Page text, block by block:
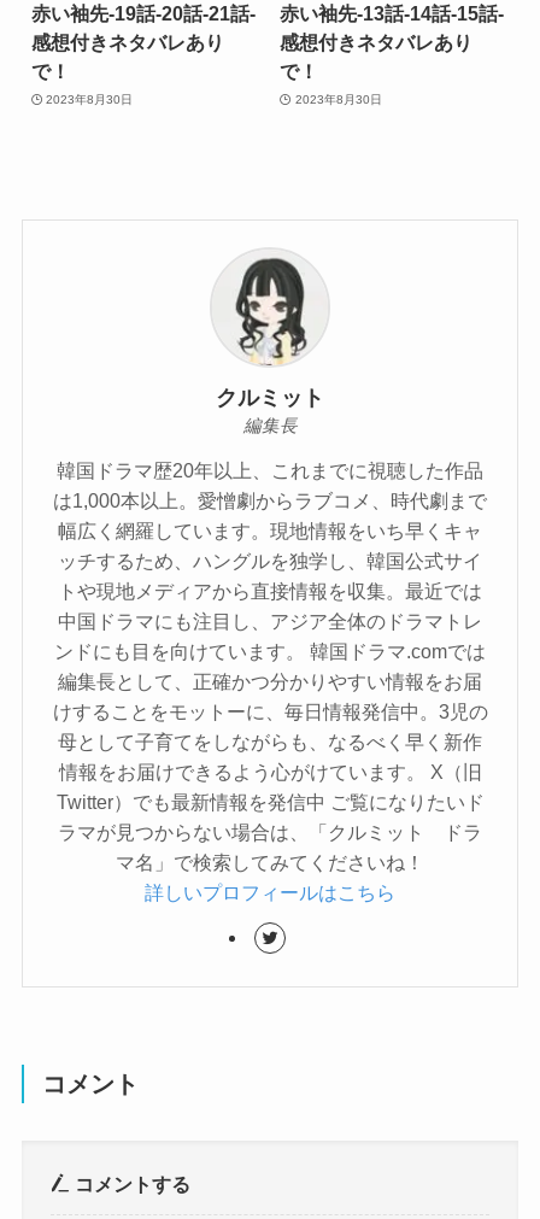
赤い袖先-19話-20話-21話-
感想付きネタバレあり
で！
2023年8月30日
赤い袖先-13話-14話-15話-
感想付きネタバレあり
で！
2023年8月30日
クルミット
編集長
韓国ドラマ歴20年以上、これまでに視聴した作品
は1,000本以上。愛憎劇からラブコメ、時代劇まで
幅広く網羅しています。現地情報をいち早くキャ
ッチするため、ハングルを独学し、韓国公式サイ
トや現地メディアから直接情報を収集。最近では
中国ドラマにも注目し、アジア全体のドラマトレ
ンドにも目を向けています。 韓国ドラマ.comでは
編集長として、正確かつ分かりやすい情報をお届
けすることをモットーに、毎日情報発信中。3児の
母として子育てをしながらも、なるべく早く新作
情報をお届けできるよう心がけています。 X（旧
Twitter）でも最新情報を発信中 ご覧になりたいド
ラマが見つからない場合は、「クルミット ドラ
マ名」で検索してみてくださいね！
詳しいプロフィールはこちら
コメント
コメントする